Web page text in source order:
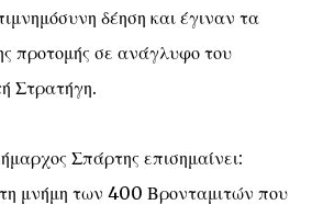
δέηση και έγιναν τα
προτομής σε ανάγλυφο του
Στρατήγη.
Σπάρτης επισημαίνει:
μνήμη των 400 Βρονταμιτών που